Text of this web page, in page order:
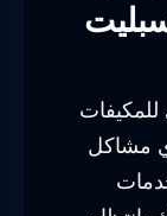
مشاكل